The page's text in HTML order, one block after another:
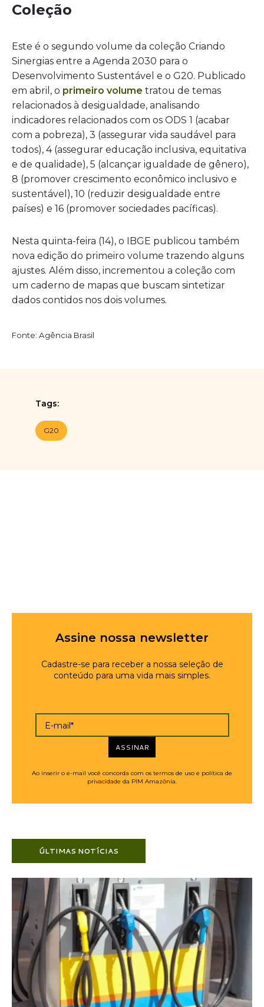
Coleção
Este é o segundo volume da coleção Criando
Sinergias entre a Agenda 2030 para o
Desenvolvimento Sustentável e o G20. Publicado
em abril, o primeiro volume tratou de temas
relacionados à desigualdade, analisando
indicadores relacionados com os ODS 1 (acabar
com a pobreza), 3 (assegurar vida saudável para
todos), 4 (assegurar educação inclusiva, equitativa
e de qualidade), 5 (alcançar igualdade de gênero),
8 (promover crescimento econômico inclusivo e
sustentável), 10 (reduzir desigualdade entre
países) e 16 (promover sociedades pacíficas).
Nesta quinta-feira (14), o IBGE publicou também
nova edição do primeiro volume trazendo alguns
ajustes. Além disso, incrementou a coleção com
um caderno de mapas que buscam sintetizar
dados contidos nos dois volumes.
Fonte: Agência Brasil
Tags:
G20
Assine nossa newsletter
Cadastre-se para receber a nossa seleção de
conteúdo para uma vida mais simples.
E-mail*
ASSINAR
Ao inserir o e-mail você concorda com os termos de uso e política de
privacidade da PIM Amazônia.
ÚLTIMAS NOTÍCIAS